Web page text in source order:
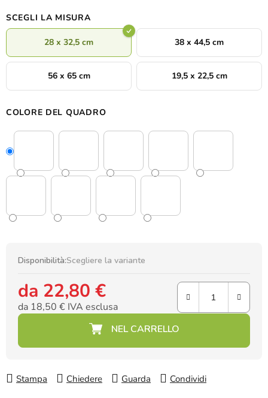
SCEGLI LA MISURA
28 x 32,5 cm 38 x 44,5 cm
56 x 65 cm 19,5 x 22,5 cm
COLORE DEL QUADRO
Disponibilità:Scegliere la variante
da 22,80 €
da 18,50 € IVA esclusa
Prezzo della misura:
Stampa Chiedere Guarda Condividi